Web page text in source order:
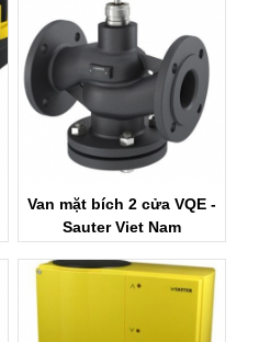
Van mặt bích 2 cửa VQE -
Sauter Viet Nam